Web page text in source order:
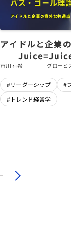
アイドルと企業
――Juice=Juice
強いチーム」を
市川 有希
グロービ
#リーダーシップ
#
#トレンド経営学